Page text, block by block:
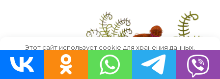
Этот сайт использует cookie для хранения данных.
Продолжая использовать сайт, Вы даете свое согласие на
работу с этими файлами.
OK